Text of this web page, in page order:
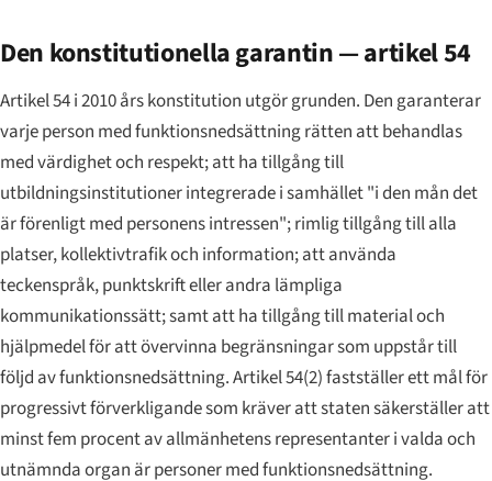
Den konstitutionella garantin — artikel 54
Artikel 54 i 2010 års konstitution utgör grunden. Den garanterar
varje person med funktionsnedsättning rätten att behandlas
med värdighet och respekt; att ha tillgång till
utbildningsinstitutioner integrerade i samhället "i den mån det
är förenligt med personens intressen"; rimlig tillgång till alla
platser, kollektivtrafik och information; att använda
teckenspråk, punktskrift eller andra lämpliga
kommunikationssätt; samt att ha tillgång till material och
hjälpmedel för att övervinna begränsningar som uppstår till
följd av funktionsnedsättning. Artikel 54(2) fastställer ett mål för
progressivt förverkligande som kräver att staten säkerställer att
minst fem procent av allmänhetens representanter i valda och
utnämnda organ är personer med funktionsnedsättning.